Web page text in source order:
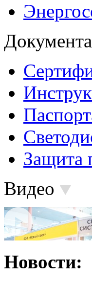
Защита
Видео
Новости: